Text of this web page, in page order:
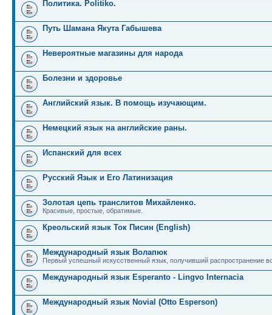
Политика. Politiko.
Путь Шамана Якута Габышева
Невероятные магазины для народа
Болезни и здоровье
Английский язык. В помощь изучающим.
Немецкий язык на английские раны.
Испанский для всех
Русский Язык и Его Латинизация
Золотая цепь транслитов Михайленко.
Красивые, простые, обратимые.
Креольский язык Ток Писин (English)
Международный язык Волапюк
Первый успешный искусственный язык, получивший распространение
Международный язык Esperanto - Lingvo Internacia
Международный язык Novial (Otto Esperson)